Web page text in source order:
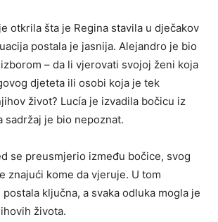
otkrila šta je Regina stavila u dječakov
postala je jasnija. Alejandro je bio
– da li vjerovati svojoj ženi koja
djeteta ili osobi koja je tek
život? Lucía je izvadila bočicu iz
sadržaj je bio nepoznat.
se preusmjerio između bočice, svog
znajući kome da vjeruje. U tom
ključna, a svaka odluka mogla je
života.